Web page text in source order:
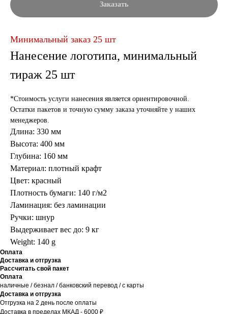
Заказать
Минимальный заказ 25 шт
Нанесение логотипа, минимальный
тираж 25 шт
*Стоимость услуги нанесения является ориентировочной.
Остатки пакетов и точную сумму заказа уточняйте у наших
менеджеров.
Длина: 330 мм
Высота: 400 мм
Глубина: 160 мм
Материал: плотный крафт
Цвет: красный
Плотность бумаги: 140 г/м2
Ламинация: без ламинации
Ручки: шнур
Выдерживает вес до: 9 кг
Weight: 140 g
Оплата
Доставка и отгрузка
Рассчитать свой пакет
Оплата
наличные / безнал / банковский перевод / с карты
Доставка и отгрузка
Отгрузка на 2 день после оплаты
Доставка в пределах МКАД - 6000 ₽